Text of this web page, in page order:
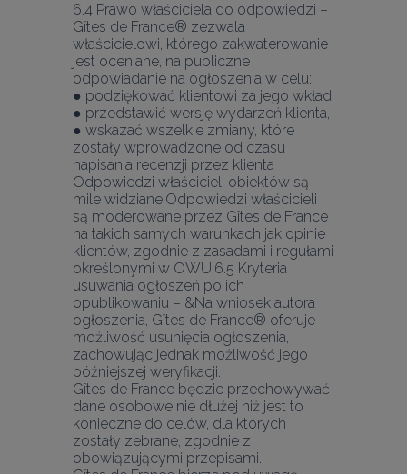
6.4 Prawo właściciela do odpowiedzi –
Gîtes de France® zezwala
właścicielowi, którego zakwaterowanie
jest oceniane, na publiczne
odpowiadanie na ogłoszenia w celu:
● podziękować klientowi za jego wkład,
● przedstawić wersję wydarzeń klienta,
● wskazać wszelkie zmiany, które
zostały wprowadzone od czasu
napisania recenzji przez klienta
Odpowiedzi właścicieli obiektów są
mile widziane;Odpowiedzi właścicieli
są moderowane przez Gîtes de France
na takich samych warunkach jak opinie
klientów, zgodnie z zasadami i regułami
określonymi w OWU.6.5 Kryteria
usuwania ogłoszeń po ich
opublikowaniu – &Na wniosek autora
ogłoszenia, Gîtes de France® oferuje
możliwość usunięcia ogłoszenia,
zachowując jednak możliwość jego
późniejszej weryfikacji.
Gîtes de France będzie przechowywać
dane osobowe nie dłużej niż jest to
konieczne do celów, dla których
zostały zebrane, zgodnie z
obowiązującymi przepisami.